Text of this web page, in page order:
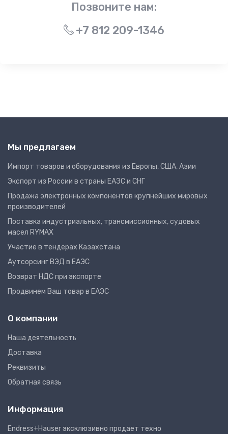
Позвоните нам:
+7 812 209-1346
Мы предлагаем
Импорт товаров и оборудования из Европы, США, Азии
Экспорт из России в страны ЕАЭС и СНГ
Продажа электронных компонентов крупнейших мировых
производителей
Поставка индустриальных, трансмиссионных, судовых
масел RYMAX
Участие в тендерах Казахстана
Аутсорсинг ВЭД в ЕАЭС
Возврат НДС при экспорте
Продвинем Ваш товар в ЕАЭС
О компании
Наша деятельность
Доставка
Реквизиты
Обратная связь
Информация
Endress+Hauser эксклюзивно продает техно